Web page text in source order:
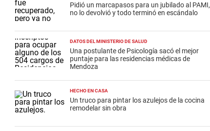
Pidió un marcapasos para un jubilado al PAMI,
no lo devolvió y todo terminó en escándalo
DATOS DEL MINISTERIO DE SALUD
Una postulante de Psicología sacó el mejor
puntaje para las residencias médicas de
Mendoza
HECHO EN CASA
Un truco para pintar los azulejos de la cocina
remodelar sin obra